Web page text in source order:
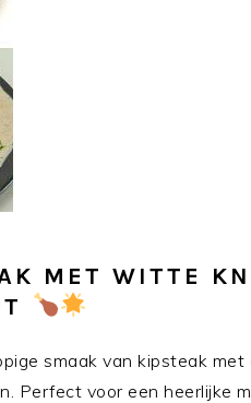
MET WITTE
smaak van kipsteak
Perfect voor een heerlijke